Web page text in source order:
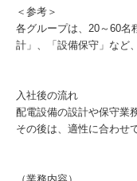
＜参考＞
各グループは、20～60名
計」、「設備保守」など
入社後の流れ
配電設備の設計や保守業
その後は、適性に合わせ